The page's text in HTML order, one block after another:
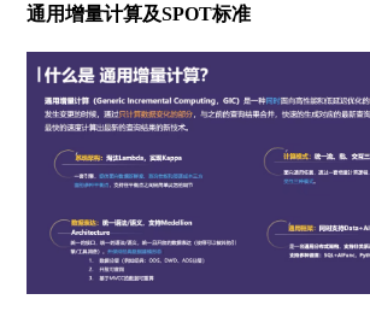
通用增量计算及SPOT标准